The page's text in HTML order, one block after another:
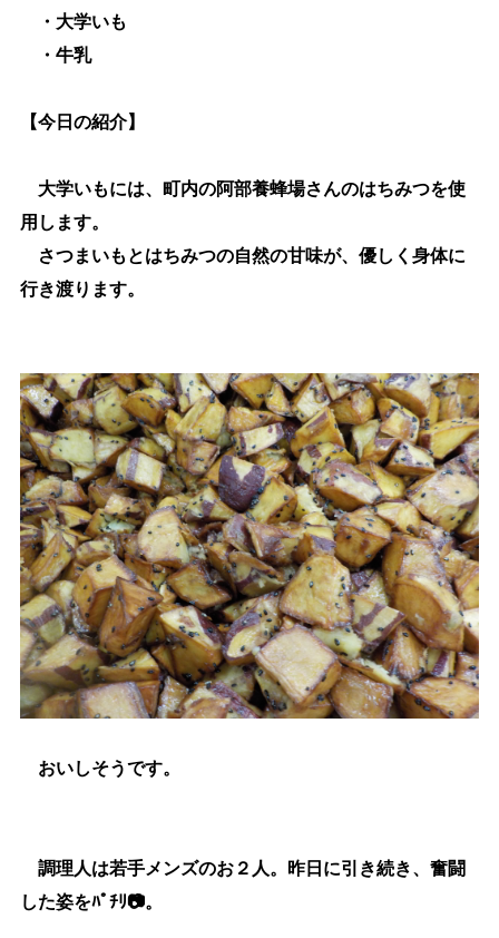
・大学いも
・牛乳
【今日の紹介】
大学いもには、町内の阿部養蜂場さんのはちみつを使
用します。
さつまいもとはちみつの自然の甘味が、優しく身体に
行き渡ります。
おいしそうです。
調理人は若手メンズのお２人。
昨日に引き続き、奮闘
した姿をﾊﾟﾁﾘ📷。